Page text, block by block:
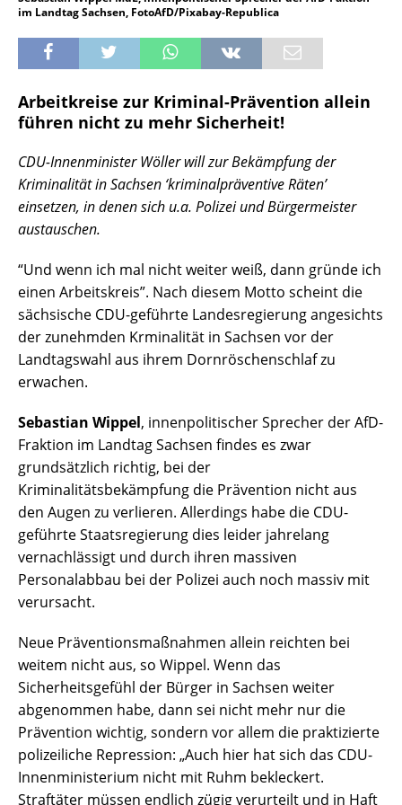
im Landtag Sachsen, FotoAfD/Pixabay-Republica
Arbeitkreise zur Kriminal-Prävention allein
führen nicht zu mehr Sicherheit!
CDU-Innenminister Wöller will zur Bekämpfung der
Kriminalität in Sachsen ‘kriminalpräventive Räten’
einsetzen, in denen sich u.a. Polizei und Bürgermeister
austauschen.
“Und wenn ich mal nicht weiter weiß, dann gründe ich
einen Arbeitskreis”. Nach diesem Motto scheint die
sächsische CDU-geführte Landesregierung angesichts
der zunehmden Krminalität in Sachsen vor der
Landtagswahl aus ihrem Dornröschenschlaf zu
erwachen.
Sebastian Wippel, innenpolitischer Sprecher der AfD-
Fraktion im Landtag Sachsen findes es zwar
grundsätzlich richtig, bei der
Kriminalitätsbekämpfung die Prävention nicht aus
den Augen zu verlieren. Allerdings habe die CDU-
geführte Staatsregierung dies leider jahrelang
vernachlässigt und durch ihren massiven
Personalabbau bei der Polizei auch noch massiv mit
verursacht.
Neue Präventionsmaßnahmen allein reichten bei
weitem nicht aus, so Wippel. Wenn das
Sicherheitsgefühl der Bürger in Sachsen weiter
abgenommen habe, dann sei nicht mehr nur die
Prävention wichtig, sondern vor allem die praktizierte
polizeiliche Repression: „Auch hier hat sich das CDU-
Innenministerium nicht mit Ruhm bekleckert.
Straftäter müssen endlich zügig verurteilt und in Haft